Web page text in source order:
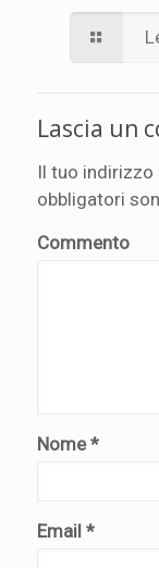
Lascia un
Il tuo indirizzo
obbligatori
Commento
Nome*
Email *